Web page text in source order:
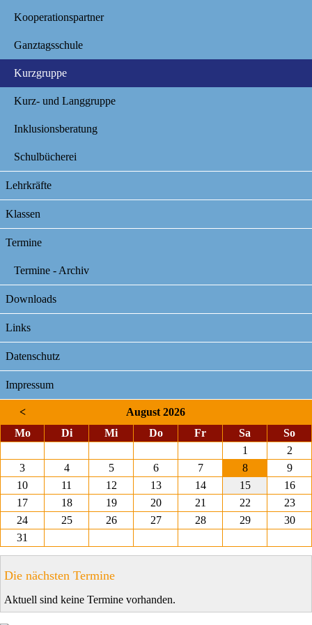
Kooperationspartner
Ganztagsschule
Kurzgruppe
Kurz- und Langgruppe
Inklusionsberatung
Schulbücherei
Lehrkräfte
Klassen
Termine
Termine - Archiv
Downloads
Links
Datenschutz
Impressum
<
August 2026
Montag Dienstag Mittwoch Donnerstag
Freitag Sa So
1
2
3
4 5 6 7 8
9
10
11 12 13 14 15
16
17
18 19 20 21 22
23
24
25 26 27 28 29
30
31
Die nächsten Termine
Aktuell sind keine Termine vorhanden.